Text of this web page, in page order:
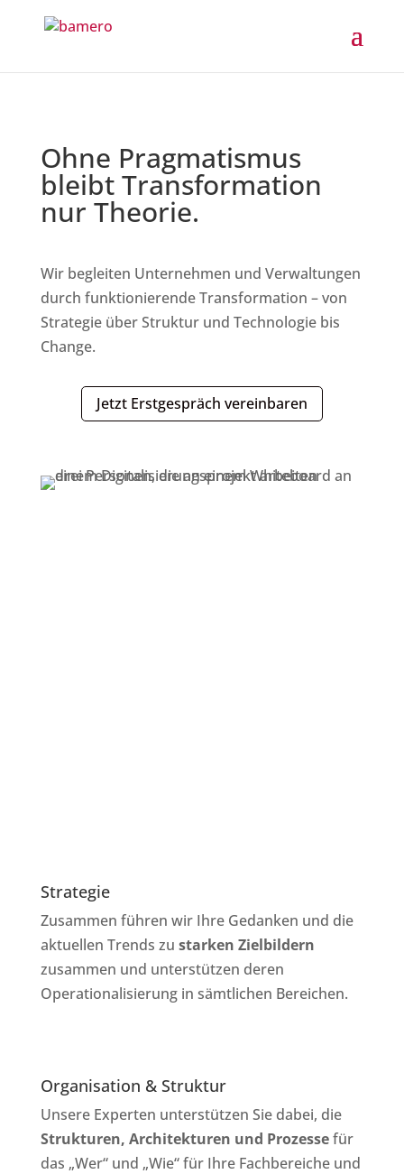
Ohne Pragmatismus
bleibt Transformation
nur Theorie.
Wir begleiten Unternehmen und Verwaltungen
durch funktionierende Transformation – von
Strategie über Struktur und Technologie bis
Change.
Jetzt Erstgespräch vereinbaren
Strategie
Zusammen führen wir Ihre Gedanken und die
aktuellen Trends zu starken Zielbildern
zusammen und unterstützen deren
Operationalisierung in sämtlichen Bereichen.
Organisation & Struktur
Unsere Experten unterstützen Sie dabei, die
Strukturen, Architekturen und Prozessefür
das „Wer“ und „Wie“ für Ihre Fachbereiche und